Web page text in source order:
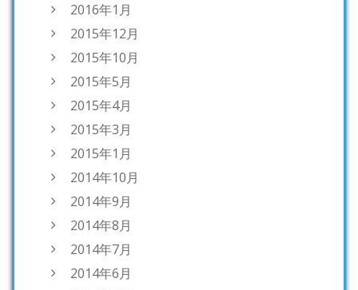
2016年1月
2015年12月
2015年10月
2015年5月
2015年4月
2015年3月
2015年1月
2014年10月
2014年9月
2014年8月
2014年7月
2014年6月